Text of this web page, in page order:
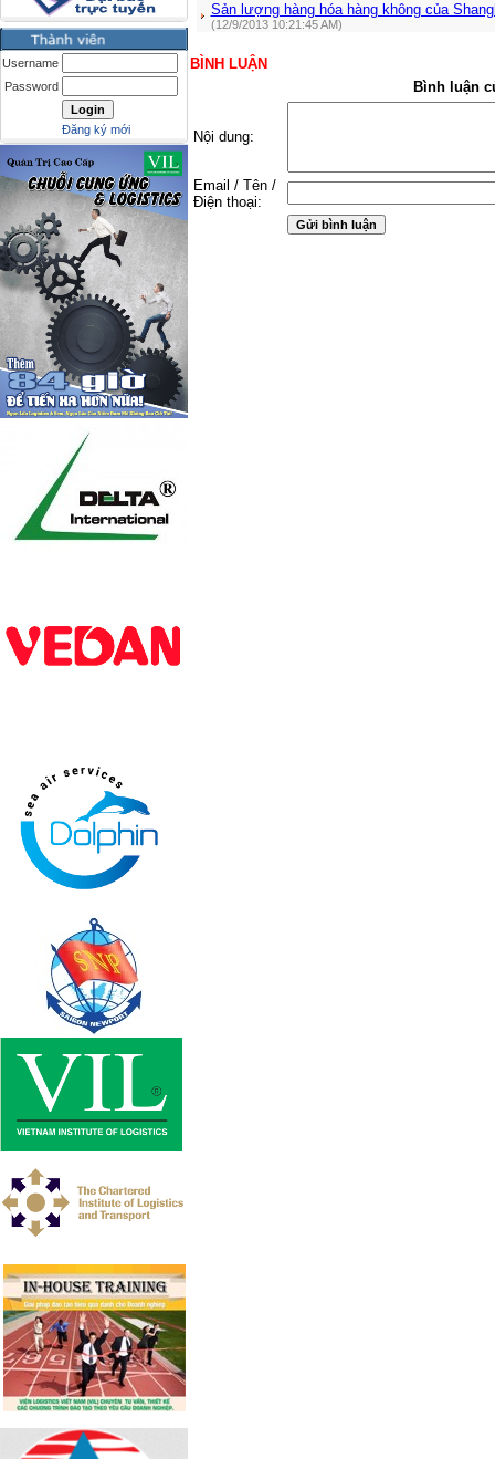
Username
Password
Đăng ký mới
Sản lượng hàng hóa hàng không của
(12/9/2013 10:21:45 AM)
BÌNH LUẬN
Bình luận
Nội dung:
Email / Tên /
Điện thoại: